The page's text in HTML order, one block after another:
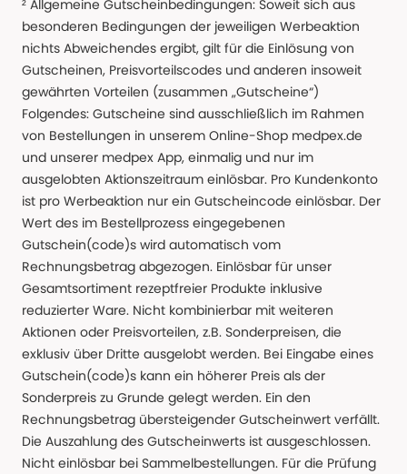
² Allgemeine Gutscheinbedingungen: Soweit sich aus
besonderen Bedingungen der jeweiligen Werbeaktion
nichts Abweichendes ergibt, gilt für die Einlösung von
Gutscheinen, Preisvorteilscodes und anderen insoweit
gewährten Vorteilen (zusammen „Gutscheine“)
Folgendes: Gutscheine sind ausschließlich im Rahmen
von Bestellungen in unserem Online-Shop medpex.de
und unserer medpex App, einmalig und nur im
ausgelobten Aktionszeitraum einlösbar. Pro Kundenkonto
ist pro Werbeaktion nur ein Gutscheincode einlösbar. Der
Wert des im Bestellprozess eingegebenen
Gutschein(code)s wird automatisch vom
Rechnungsbetrag abgezogen. Einlösbar für unser
Gesamtsortiment rezeptfreier Produkte inklusive
reduzierter Ware. Nicht kombinierbar mit weiteren
Aktionen oder Preisvorteilen, z.B. Sonderpreisen, die
exklusiv über Dritte ausgelobt werden. Bei Eingabe eines
Gutschein(code)s kann ein höherer Preis als der
Sonderpreis zu Grunde gelegt werden. Ein den
Rechnungsbetrag übersteigender Gutscheinwert verfällt.
Die Auszahlung des Gutscheinwerts ist ausgeschlossen.
Nicht einlösbar bei Sammelbestellungen. Für die Prüfung